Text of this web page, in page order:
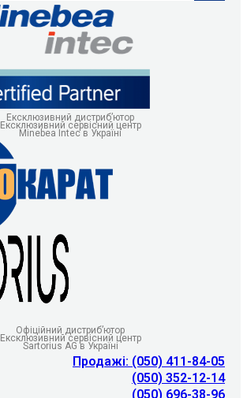
Ексклюзивний дистриб’ютор
Ексклюзивний сервісний центр
Minebea Intec в Україні
Офіційний дистриб’ютор
Ексклюзивний сервісний центр
Sartorius AG в Україні
Продажі: (050) 411-84-05
(050) 352-12-14
(050) 696-38-96